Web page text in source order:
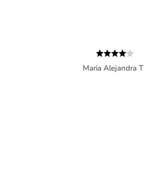
Maria Alejandra T